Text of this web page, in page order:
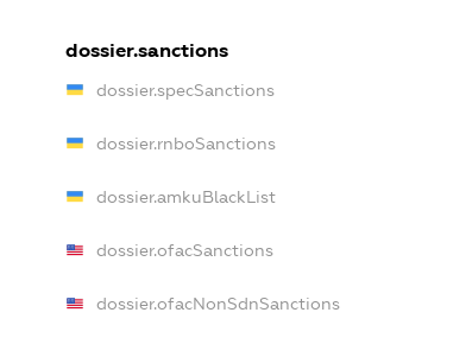
dossier.sanctions
dossier.specSanctions
dossier.rnboSanctions
dossier.amkuBlackList
dossier.ofacSanctions
dossier.ofacNonSdnSanctions